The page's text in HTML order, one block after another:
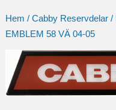
Hem / Cabby Reservdelar/
EMBLEM 58 VÄ 04-05